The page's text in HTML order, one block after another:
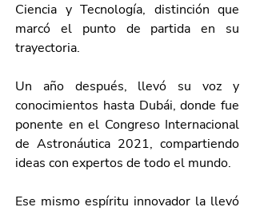
Ciencia y Tecnología, distinción que
marcó el punto de partida en su
trayectoria.
Un año después, llevó su voz y
conocimientos hasta Dubái, donde fue
ponente en el Congreso Internacional
de Astronáutica 2021, compartiendo
ideas con expertos de todo el mundo.
Ese mismo espíritu innovador la llevó